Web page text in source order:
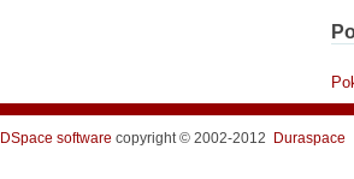
DSpace software copyright © 2002-2012 Duraspace